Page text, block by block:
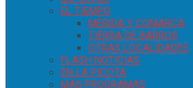
EL TIEMPO
MÉRIDA Y COMARCA
TIERRA DE BARROS
OTRAS LOCALIDADES
FLASH NOTICIAS
EN LA PICOTA
MÁS PROGRAMAS